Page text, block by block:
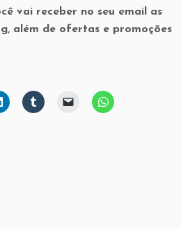
vai receber no seu email as
além de ofertas e promoções